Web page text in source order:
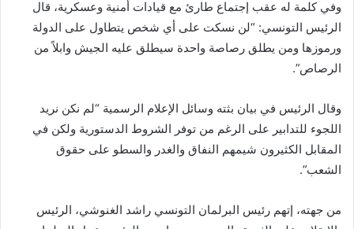
وفي كلمة له عقب إجتماع طارئ مع قيادات أمنية وعسكرية، قال
الرئيس التونسي: “لن نسكت على أي شخص يتطاول على الدولة
ورموزها ومن يطلق رصاصة واحدة سيطلق عليه الجيش وابلاً من
الرصاص”.
وقال الرئيس في بيان بثته وسائل الإعلام الرسمية “لم نكن نريد
اللجوء للتدابير على الرغم من توفر الشروط الدستورية ولكن في
المقابل الكثيرون شيمهم النفاق والغدر والسطو على حقوق
الشعب”.
من جهته، إتهم رئيس البرلمان التونسي راشد الغنوشي، الرئيس